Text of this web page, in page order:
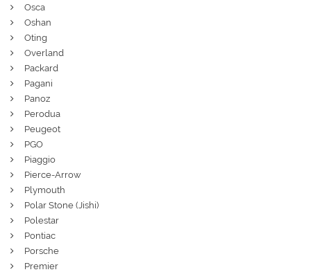
Osca
Oshan
Oting
Overland
Packard
Pagani
Panoz
Perodua
Peugeot
PGO
Piaggio
Pierce-Arrow
Plymouth
Polar Stone (Jishi)
Polestar
Pontiac
Porsche
Premier